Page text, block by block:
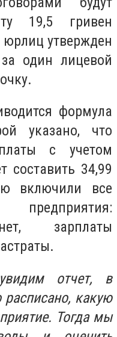
19,5 гривен
утвержден
один лицевой
формула
указано, что
с учетом
составить 34,99
включили все
зарплаты
отчет, в
расписано, какую
Тогда мы